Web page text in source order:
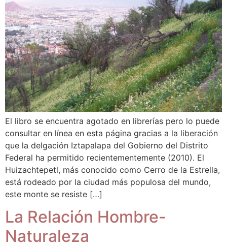
El libro se encuentra agotado en librerías pero lo puede
consultar en línea en esta página gracias a la liberación
que la delgación Iztapalapa del Gobierno del Distrito
Federal ha permitido recientementemente (2010). El
Huizachtepetl, más conocido como Cerro de la Estrella,
está rodeado por la ciudad más populosa del mundo,
este monte se resiste […]
La Relación Hombre-
Naturaleza